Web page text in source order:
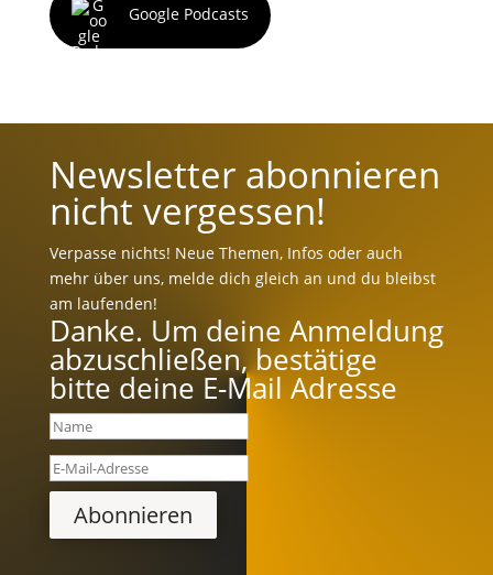
Google Podcasts
Newsletter abonnieren
nicht vergessen!
Verpasse nichts! Neue Themen, Infos oder auch
mehr über uns, melde dich gleich an und du bleibst
am laufenden!
Danke. Um deine Anmeldung
abzuschließen, bestätige
bitte deine E-Mail Adresse
Abonnieren